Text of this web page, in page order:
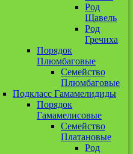
Род
Щавель
Род
Гречиха
Порядок
Плюмбаговые
Семейство
Плюмбаговые
Подкласс Гамамелидиды
Порядок
Гамамелисовые
Семейство
Платановые
Род